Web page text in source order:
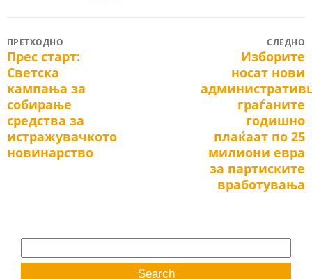
Post
navigation
ПРЕТХОДНО
Previous
post:
Прес старт:
Светска
кампања за
собирање
средства за
истражувачкото
новинарство
СЛЕДНО
Изборите
носат нови
граѓаните
годишно
плаќаат по 25
милиони евра
за партиските
вработувања
for: